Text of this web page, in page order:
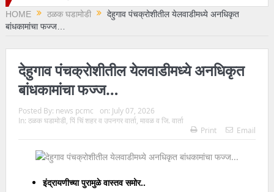
महापौर शर्मिला बाबर…
मागणी…
वाय.सी.एम. च्या नव्या ११ मजली इमारतीला ‘विद्यासदन’ नाव; स्थायी समितीची
मंजुरी…
पिंपरी-चिंचवडमध्ये रस्त्यांची दुर्दशा; खड्डे युद्धपातळीवर बुजवा…
विद्यार्थी गुणवत्ता वाढीचा अहवाल सादर करा…
“भिमसृष्टी मैदान व माता रमाई स्मारकासाठी नागरिकांच्या भावनांचा सन्मान; २०८
HOME ठळक घडामोडी
देहुगाव पंचक्रोशीतील येलवाडीमध्ये अनधिकृत
बांधकामांचा फज्ज…
देहुगाव पंचक्रोशीतील येलवाडीमध्ये अनधिकृत
बांधकामांचा फज्ज…
Posted By: news pcmc on: July 07, 2026
In: ठळक घडामोडी, पिं चिं शहर व उपनगर वार्ता, मावळ व जि. वार्ता
Print
Email
इंद्रायणीच्या पुरामुळे वास्तव समोर..